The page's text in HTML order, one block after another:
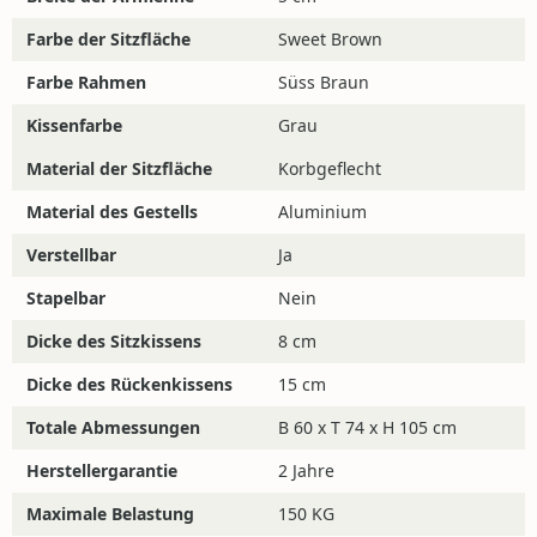
Offenbach.
erfahren?Klicken Sie hier.
kontaktieren! Die Chat-Funktion unten rechts auf dem
Bildschirm ist während der Öffnungszeiten online und
unter:info@4jahreszeitengartenmobel.de
Farbe der Sitzfläche
Sweet Brown
Farbe Rahmen
Süss Braun
Kissenfarbe
Grau
Material der Sitzfläche
Korbgeflecht
Material des Gestells
Aluminium
Verstellbar
Ja
Stapelbar
Nein
Dicke des Sitzkissens
8 cm
Dicke des Rückenkissens
15 cm
Totale Abmessungen
B 60 x T 74 x H 105 cm
Herstellergarantie
2 Jahre
Maximale Belastung
150 KG